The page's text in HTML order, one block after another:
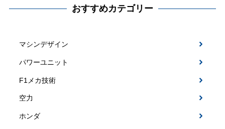
おすすめカテゴリー
マシンデザイン
パワーユニット
F1メカ技術
空力
ホンダ